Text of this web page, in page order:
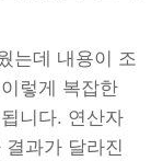
는데 내용이 조
렇게 복잡한
니다. 연산자
과가 달라진